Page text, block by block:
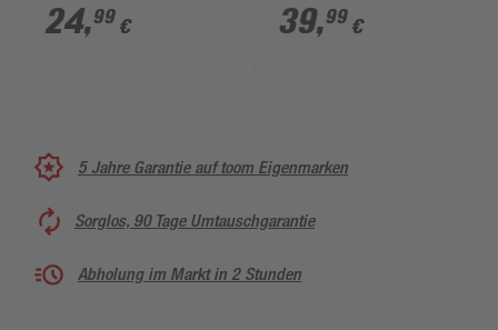
70 x 10 x 7 cm
24,99 €
cm, 3 Strahlarten
39,99 €
5 Jahre Garantie auf toom Eigenmarken
Sorglos, 90 Tage Umtauschgarantie
Abholung im Markt in 2 Stunden